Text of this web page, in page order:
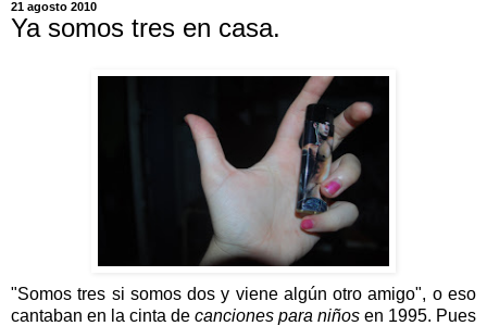
21 agosto 2010
Ya somos tres en casa.
"Somos tres si somos dos y viene algún otro amigo", o eso
cantaban en la cinta de canciones para niños en 1995. Pues